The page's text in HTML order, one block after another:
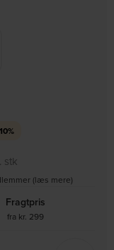
10%
stk
(læs mere)
Fragtpris
fra kr. 299